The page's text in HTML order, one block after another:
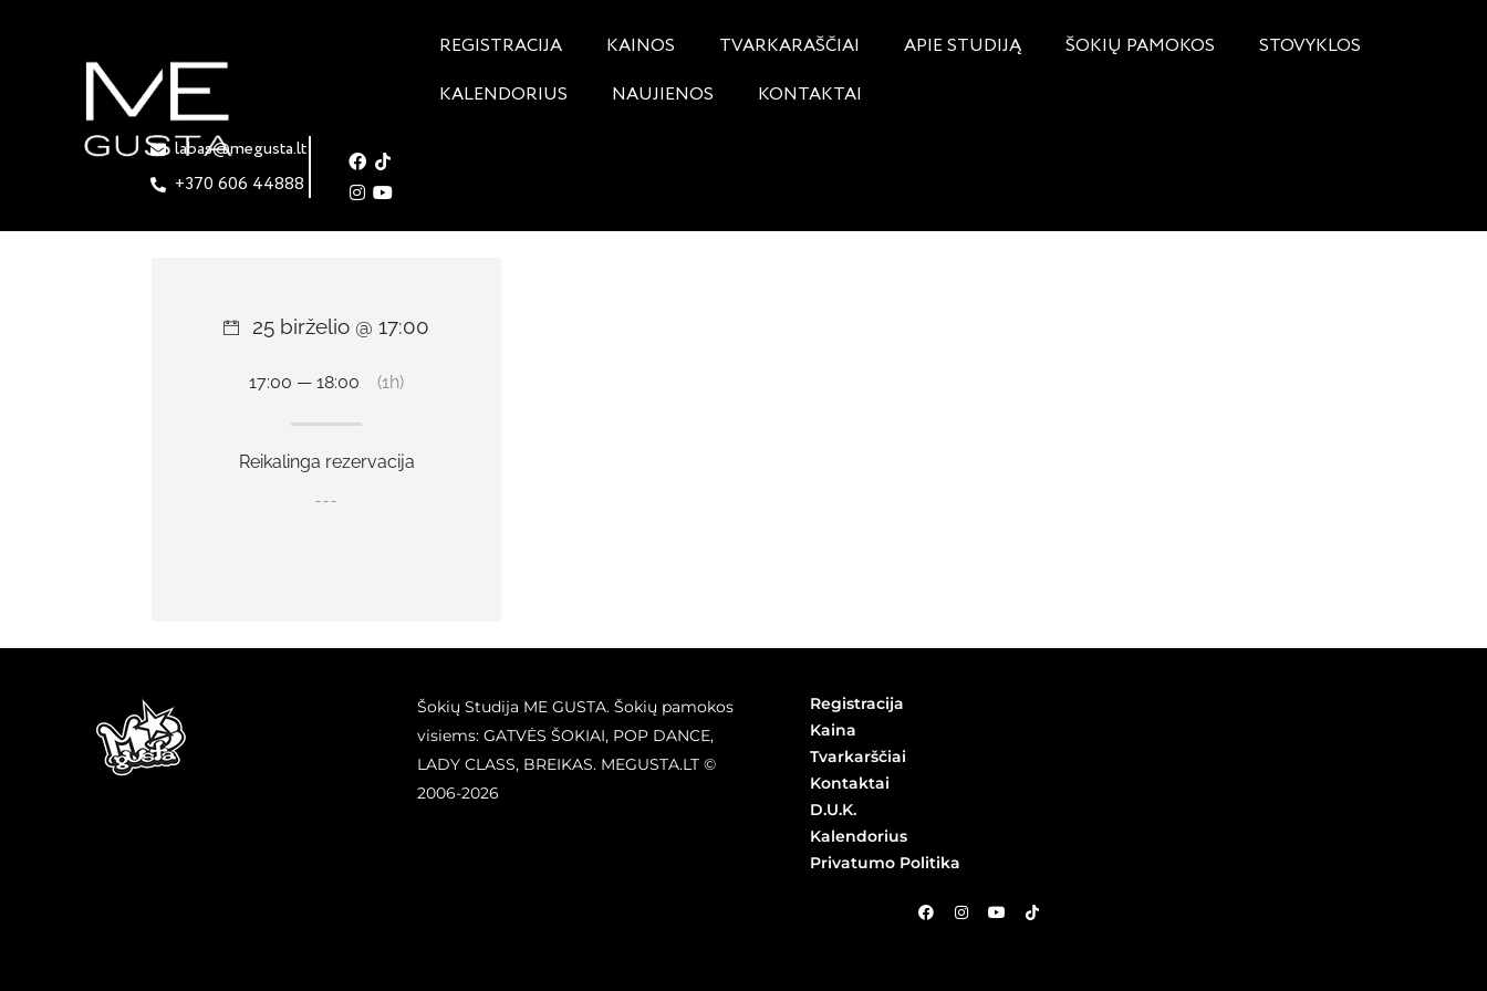
labas@megusta.lt
+370 606 44888
REGISTRACIJA KAINOS TVARKARAŠČIAI APIE STUDIJĄ ŠOKIŲ PAMOKOS STOVYKLOS
KALENDORIUS NAUJIENOS KONTAKTAI
25 birželio @ 17:00
17:00 — 18:00 (1h)
Reikalinga rezervacija
Šokių Studija ME GUSTA. Šokių pamokos
visiems: GATVĖS ŠOKIAI, POP DANCE,
LADY CLASS, BREIKAS. MEGUSTA.LT ©
2006-2026
Registracija
Kaina
Tvarkarščiai
Kontaktai
D.U.K.
Kalendorius
Privatumo Politika